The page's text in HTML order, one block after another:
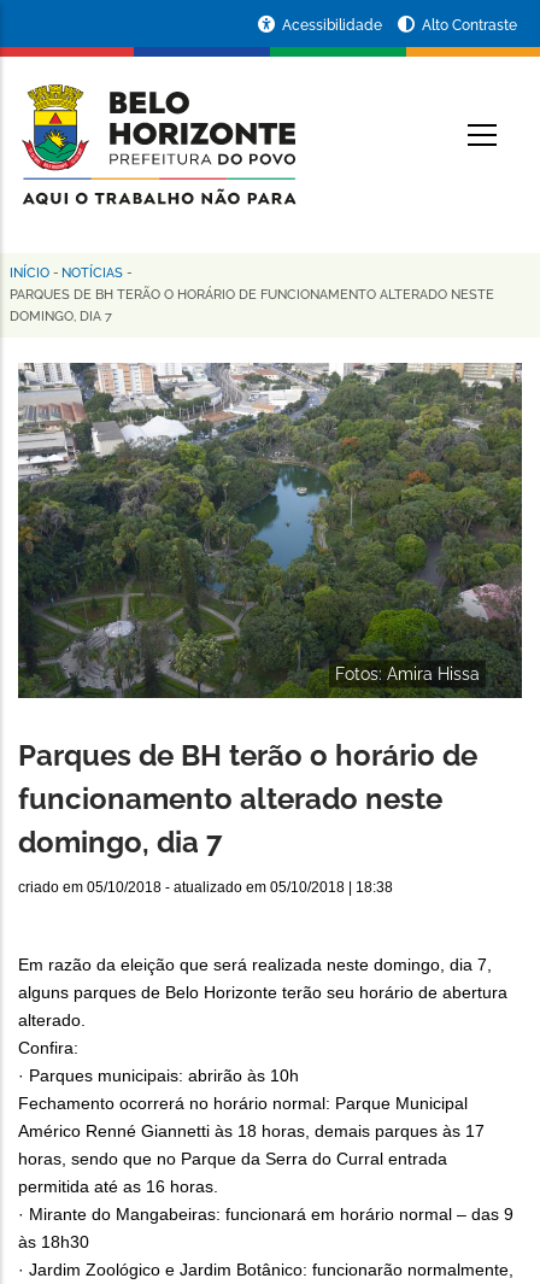
conteúdo
principal
da
Prefeitura
de
Horizonte
Acessibilidade Alto Contraste
Trilha
de
navegação
INÍCIO - NOTÍCIAS -
PARQUES DE BH TERÃO O HORÁRIO DE FUNCIONAMENTO ALTERADO NESTE
DOMINGO, DIA 7
Fotos: Amira Hissa
Parques de BH terão o horário de
funcionamento alterado neste
domingo, dia 7
criado em 05/10/2018 - atualizado em 05/10/2018 | 18:38
Em razão da eleição que será realizada neste domingo, dia 7,
alguns parques de Belo Horizonte terão seu horário de abertura
alterado.
Confira:
· Parques municipais: abrirão às 10h
Fechamento ocorrerá no horário normal: Parque Municipal
Américo Renné Giannetti às 18 horas, demais parques às 17
horas, sendo que no Parque da Serra do Curral entrada
permitida até as 16 horas.
· Mirante do Mangabeiras: funcionará em horário normal – das 9
às 18h30
· Jardim Zoológico e Jardim Botânico: funcionarão normalmente,